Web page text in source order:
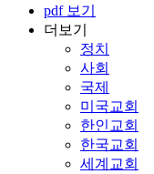
pdf 보기
더보기
정치
사회
국제
미국교회
한인교회
한국교회
세계교회